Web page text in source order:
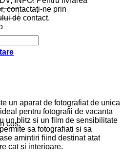
coș.
un aparat de fotografiat de unica
pentru fotografii de vacanta
un blitz si un film de sensibilitate
sa fotografiati si sa
amintiri fiind destinat atat
cat si interioare.